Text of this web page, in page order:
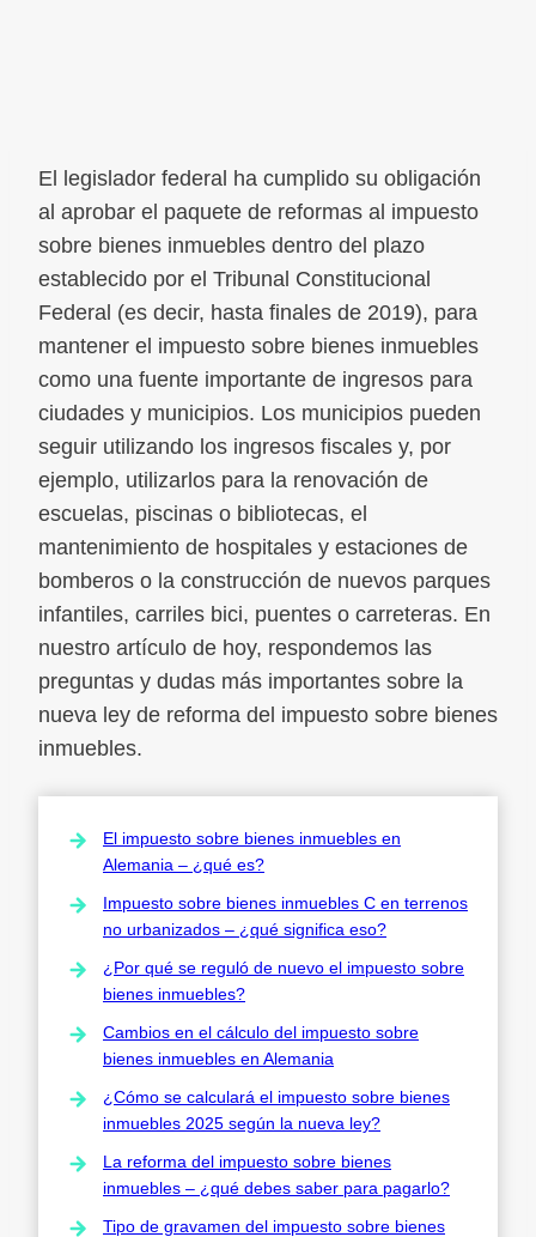
El legislador federal ha cumplido su obligación
al aprobar el paquete de reformas al impuesto
sobre bienes inmuebles dentro del plazo
establecido por el Tribunal Constitucional
Federal (es decir, hasta finales de 2019), para
mantener el impuesto sobre bienes inmuebles
como una fuente importante de ingresos para
ciudades y municipios. Los municipios pueden
seguir utilizando los ingresos fiscales y, por
ejemplo, utilizarlos para la renovación de
escuelas, piscinas o bibliotecas, el
mantenimiento de hospitales y estaciones de
bomberos o la construcción de nuevos parques
infantiles, carriles bici, puentes o carreteras. En
nuestro artículo de hoy, respondemos las
preguntas y dudas más importantes sobre la
nueva ley de reforma del impuesto sobre bienes
inmuebles.
El impuesto sobre bienes inmuebles en
Alemania – ¿qué es?
Impuesto sobre bienes inmuebles C en terrenos
no urbanizados – ¿qué significa eso?
¿Por qué se reguló de nuevo el impuesto sobre
bienes inmuebles?
Cambios en el cálculo del impuesto sobre
bienes inmuebles en Alemania
¿Cómo se calculará el impuesto sobre bienes
inmuebles 2025 según la nueva ley?
La reforma del impuesto sobre bienes
inmuebles – ¿qué debes saber para pagarlo?
Tipo de gravamen del impuesto sobre bienes